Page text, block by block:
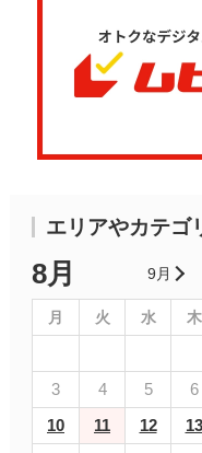
エリアやカテゴ
8月 9月
月 火 水 木
3
4 5 6
10
11 12 13